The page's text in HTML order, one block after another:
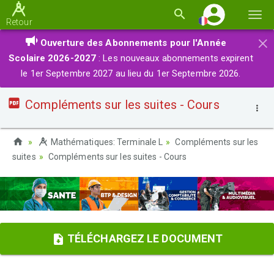
la
Retour
×
Ouverture des Abonnements pour l'Année
Scolaire 2026-2027 : Les nouveaux abonnements expirent
le 1er Septembre 2027 au lieu du 1er Septembre 2026.
Compléments sur les suites - Cours
Mathématiques: Terminale L
Compléments sur les
suites
Compléments sur les suites - Cours
TÉLÉCHARGEZ LE DOCUMENT